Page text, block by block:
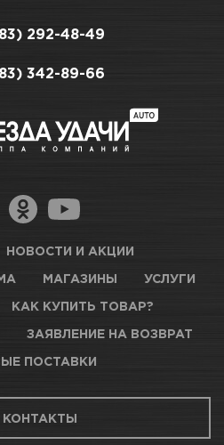
27/3
Хмельницкого, 1/1
комфортными,
для Вас самую
товара
292-48-49
342-89-66
НОВОСТИ И АКЦИИ
МАГАЗИНЫ УСЛУГИ
КАК КУПИТЬ ТОВАР?
ЗАЯВЛЕНИЕ НА ВОЗВРАТ
ПОСТАВКИ
КОНТАКТЫ